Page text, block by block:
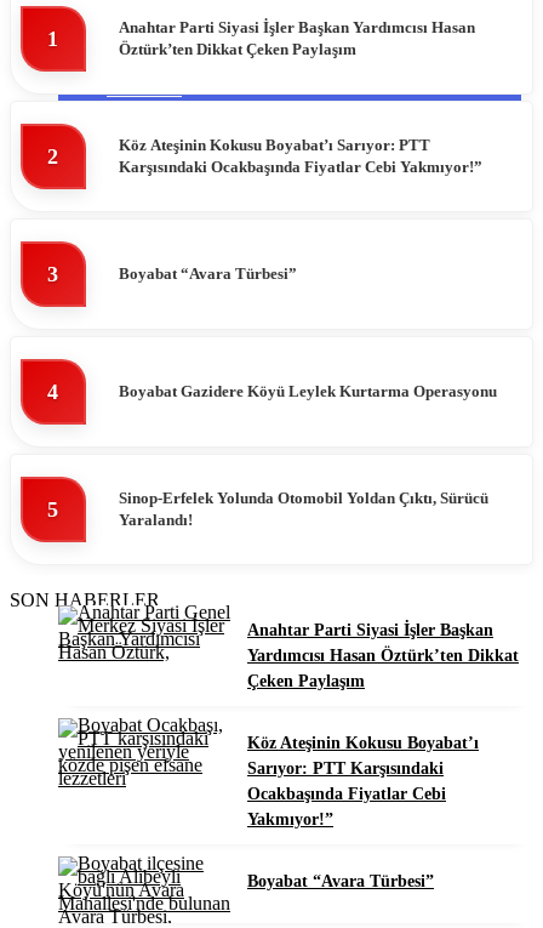
GERZE
PUAN DURUMLARI
1
Anahtar Parti Siyasi İşler Başkan Yardımcısı Hasan
Öztürk’ten Dikkat Çeken Paylaşım
2
Köz Ateşinin Kokusu Boyabat’ı Sarıyor: PTT
Karşısındaki Ocakbaşında Fiyatlar Cebi Yakmıyor!”
3 Boyabat “Avara Türbesi”
4 Boyabat Gazidere Köyü Leylek Kurtarma Operasyonu
5
Sinop-Erfelek Yolunda Otomobil Yoldan Çıktı, Sürücü
Yaralandı!
SON HABERLER
Anahtar Parti Siyasi İşler Başkan
Yardımcısı Hasan Öztürk’ten Dikkat
Çeken Paylaşım
Köz Ateşinin Kokusu Boyabat’ı
Sarıyor: PTT Karşısındaki
Ocakbaşında Fiyatlar Cebi
Yakmıyor!”
Boyabat “Avara Türbesi”